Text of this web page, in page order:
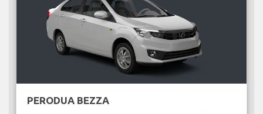
PERODUA BEZZA